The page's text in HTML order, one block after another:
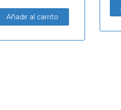
Añadir al carrito